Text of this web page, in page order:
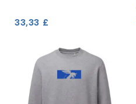
33,33 £